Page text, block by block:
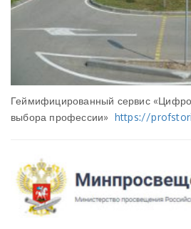
Геймифицированный сервис
выбора профессии» https://